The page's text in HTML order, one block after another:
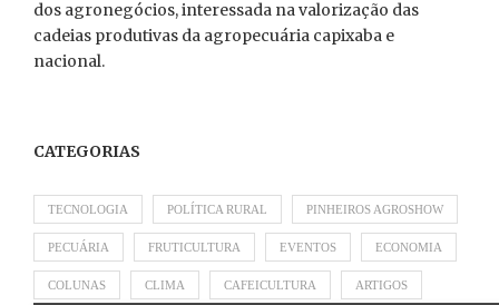
dos agronegócios, interessada na valorização das
cadeias produtivas da agropecuária capixaba e
nacional.
CATEGORIAS
TECNOLOGIA POLÍTICA RURAL PINHEIROS AGROSHOW
PECUÁRIA FRUTICULTURA EVENTOS ECONOMIA
COLUNAS CLIMA CAFEICULTURA ARTIGOS